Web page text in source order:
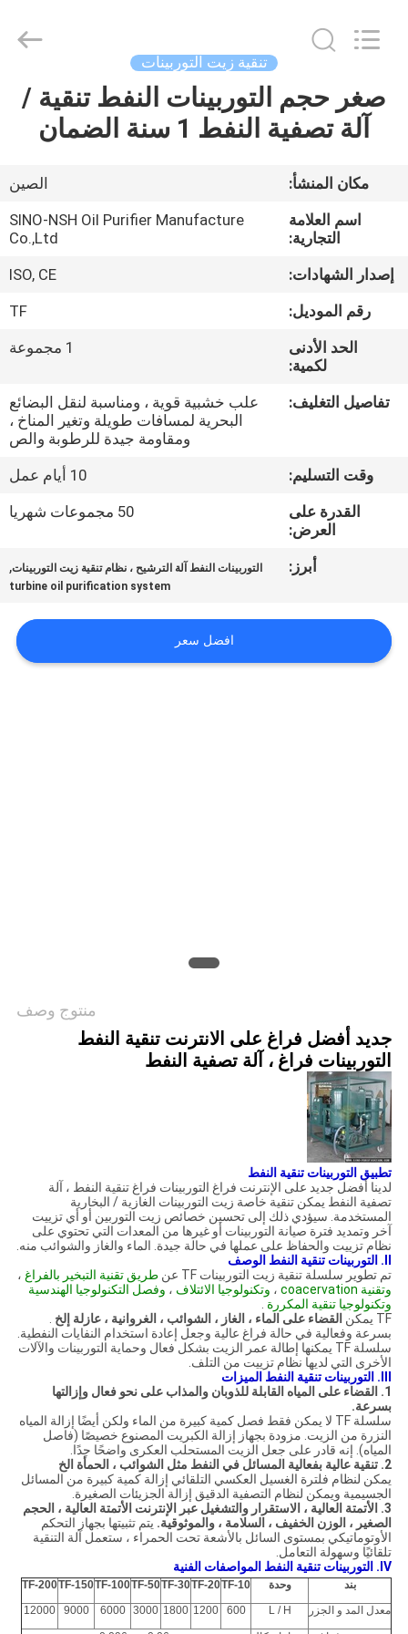
الصفحة
الرئيسية
منتجات
معلومات
عنا
جولة
المعمل
الجودة
أخبار
Manufacture
Reserved.
تنقية زيت التوربينات
صغر حجم التوربينات النفط تنقية /
آلة تصفية النفط 1 سنة الضمان
مكان المنشأ:
الصين
اسم العلامة
التجارية:
SINO-NSH Oil Purifier Manufacture
Co.,Ltd
إصدار الشهادات:
ISO, CE
رقم الموديل:
TF
الحد الأدنى
لكمية:
1 مجموعة
تفاصيل التغليف:
علب خشبية قوية ، ومناسبة لنقل البضائع
البحرية لمسافات طويلة وتغير المناخ ،
ومقاومة جيدة للرطوبة والص
وقت التسليم:
10 أيام عمل
القدرة على
العرض:
50 مجموعات شهريا
أبرز: التوربينات النفط آلة الترشيح ، نظام تنقية زيت التوربينات,
turbine oil purification system
افضل سعر
منتوج وصف
جديد أفضل فراغ على الانترنت تنقية النفط
التوربينات فراغ ، آلة تصفية النفط
تطبيق التوربينات تنقية النفط
لدينا أفضل جديد على الإنترنت فراغ التوربينات فراغ تنقية النفط ، آلة
تصفية النفط يمكن تنقية خاصة زيت التوربينات الغازية / البخارية
المستخدمة. سيؤدي ذلك إلى تحسين خصائص زيت التوربين أو أي تزييت
آخر وتمديد فترة صيانة التوربينات أو غيرها من المعدات التي تحتوي على
نظام تزييت والحفاظ على عملها في حالة جيدة. الماء والغاز والشوائب منه.
التوربينات تنقية النفط الوصف
تم تطوير سلسلة تنقية زيت التوربينات TF عن
طريق تقنية التبخير بالفراغ،
وتقنية coacervation
، وتكنولوجيا الائتلاف ، وفصل التكنولوجيا الهندسية
وتكنولوجيا تنقية المكررة .
TF يمكن
القضاء على الماء ، الغاز ، الشوائب ، الغروانية ، عازلة إلخ .
بسرعة وفعالية في حالة فراغ عالية وجعل إعادة استخدام النفايات النفطية.
سلسلة TF يمكنها إطالة عمر الزيت بشكل فعال وحماية التوربينات والآلات
الأخرى التي لديها نظام تزييت من التلف.
التوربينات تنقية النفط الميزات
1. القضاء على المياه القابلة للذوبان والمذاب على نحو فعال وإزالتها
بسرعة.
سلسلة TF لا يمكن فقط فصل كمية كبيرة من الماء ولكن أيضًا إزالة المياه
النزرة من الزيت. مزودة بجهاز إزالة الكبريت المصنوع خصيصًا (فاصل
المياه). إنه قادر على جعل الزيت المستحلب العكرى واضحًا جدًا.
2. تنقية عالية بفعالية المسائل في النفط مثل الشوائب ، الحمأة الخ
يمكن لنظام فلترة الغسيل العكسي التلقائي إزالة كمية كبيرة من المسائل
الجسيمية ويمكن لنظام التصفية الدقيق إزالة الجزيئات الصغيرة.
3. الأتمتة العالية ، الاستقرار والتشغيل عبر الإنترنت الأتمتة العالية ، الحجم
الصغير ، الوزن الخفيف ، السلامة ، والموثوقية. يتم تثبيتها بجهاز التحكم
الأوتوماتيكي بمستوى السائل بالأشعة تحت الحمراء ، ستعمل آلة التنقية
تلقائيًا وسهولة التعامل.
IV.
التوربينات تنقية النفط المواصفات الفنية
بند وحدة TF-10
TF-20
TF-30
TF-50
TF-100
TF-150
TF-200
معدل المد و الجزر
L / H
600
1200
1800
3000
6000
9000
12000